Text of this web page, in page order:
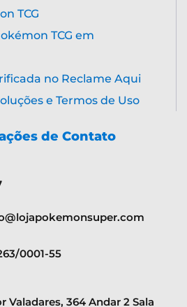
TCG
TCG em
no Reclame Aqui
e Termos de Uso
de Contato
0001-55
Valadares, 364 Andar 2 Sala